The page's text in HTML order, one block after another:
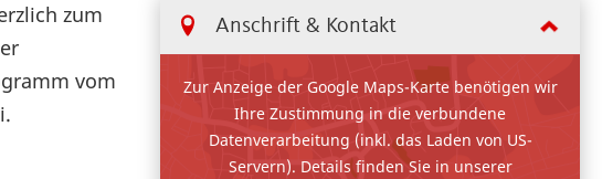
Anschrift & Kontakt
Zur Anzeige der Google Maps-Karte benötigen wir
Ihre Zustimmung in die verbundene
Datenverarbeitung (inkl. das Laden von US-
Servern). Details finden Sie in unserer
zum
vom